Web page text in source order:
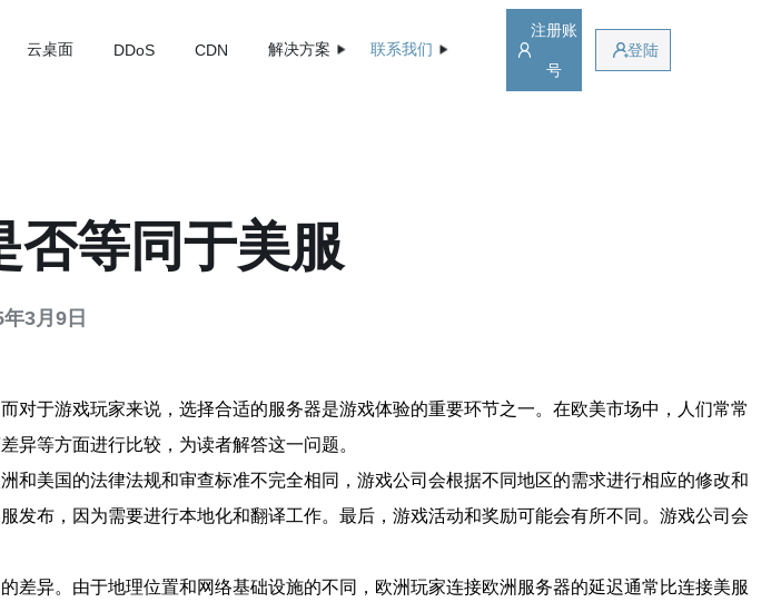
云桌面 DDoS CDN 解决方案 联系我们
注册账
号
登陆
否等同于美服
3月9日
于游戏玩家来说，选择合适的服务器是游戏体验的重要环节之一。在欧美市场中，人们常常
异等方面进行比较，为读者解答这一问题。
美国的法律法规和审查标准不完全相同，游戏公司会根据不同地区的需求进行相应的修改和
布，因为需要进行本地化和翻译工作。最后，游戏活动和奖励可能会有所不同。游戏公司会
异。由于地理位置和网络基础设施的不同，欧洲玩家连接欧洲服务器的延迟通常比连接美服